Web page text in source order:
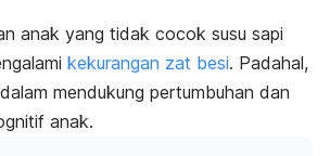
anak yang tidak cocok susu sapi
kekurangan zat besi. Padahal,
mendukung pertumbuhan dan
anak.